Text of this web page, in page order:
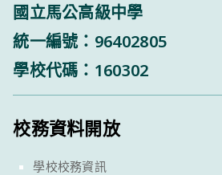
國立馬公高級中學
統一編號：96402805
學校代碼：160302
校務資料開放
學校校務資訊